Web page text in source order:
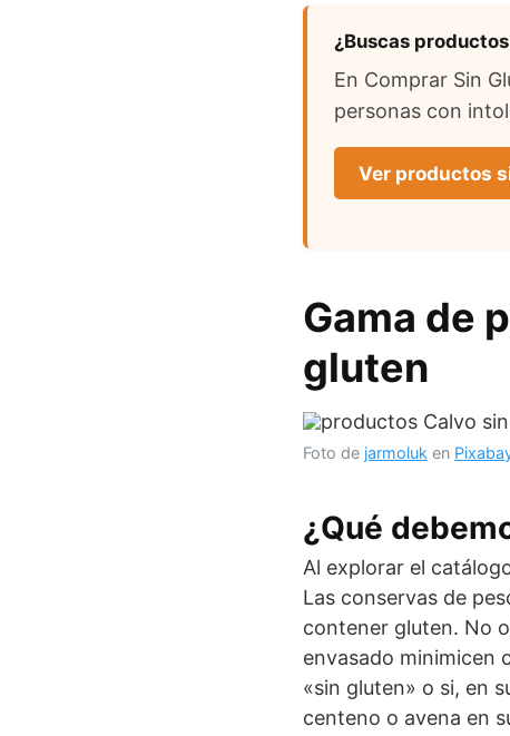
¿Buscas
En Comprar Sin
personas con
Ver productos
Gama de
gluten
Foto de jarmoluk en
¿Qué
Al explorar el
Las conservas de
contener gluten. No
envasado minimicen
«sin gluten» o si, en
centeno o avena en